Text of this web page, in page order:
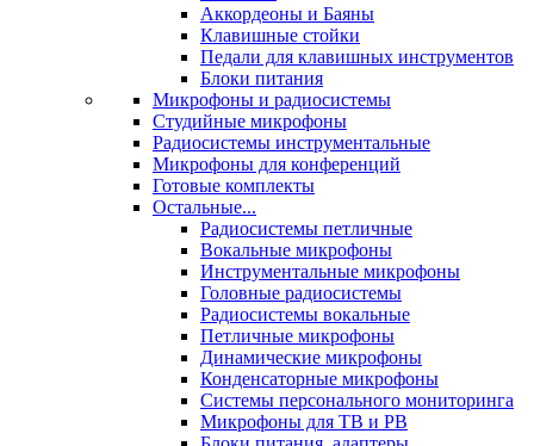
Аккордеоны и Баяны
Клавишные стойки
Педали для клавишных инструментов
Блоки питания
Микрофоны и радиосистемы
Студийные микрофоны
Радиосистемы инструментальные
Микрофоны для конференций
Готовые комплекты
Остальные...
Радиосистемы петличные
Вокальные микрофоны
Инструментальные микрофоны
Головные радиосистемы
Радиосистемы вокальные
Петличные микрофоны
Динамические микрофоны
Конденсаторные микрофоны
Системы персонального мониторинга
Микрофоны для ТВ и РВ